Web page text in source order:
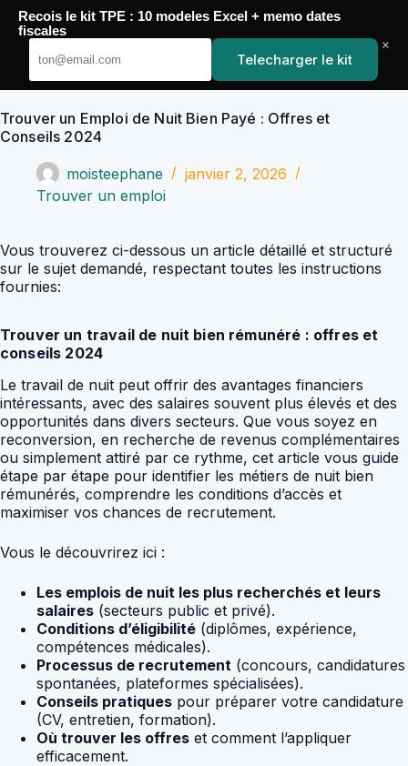
Passer
contenu
YoupiJobs
Trouver un Emploi de Nuit Bien Payé : Offres et
Conseils 2024
moisteephane
janvier 2, 2026
Trouver un emploi
Vous trouverez ci-dessous un article détaillé et structuré
sur le sujet demandé, respectant toutes les instructions
fournies:
Trouver un travail de nuit bien rémunéré : offres et
conseils 2024
Le travail de nuit peut offrir des avantages financiers
intéressants, avec des salaires souvent plus élevés et des
opportunités dans divers secteurs. Que vous soyez en
reconversion, en recherche de revenus complémentaires
ou simplement attiré par ce rythme, cet article vous guide
étape par étape pour identifier les métiers de nuit bien
rémunérés, comprendre les conditions d’accès et
maximiser vos chances de recrutement.
Vous le découvrirez ici :
Les emplois de nuit les plus recherchés et leurs
salaires (secteurs public et privé).
Conditions d’éligibilité (diplômes, expérience,
compétences médicales).
Processus de recrutement (concours, candidatures
spontanées, plateformes spécialisées).
Conseils pratiques pour préparer votre candidature
(CV, entretien, formation).
Où trouver les offres et comment l’appliquer
efficacement.
Recois le kit TPE : 10 modeles Excel + memo dates
fiscales
Telecharger le kit
×